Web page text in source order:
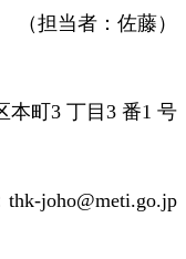
（担当者：佐藤）
本町3 丁目3 番1 号
joho@meti.go.jp